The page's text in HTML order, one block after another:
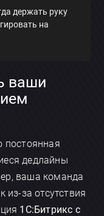
держать руку
на
ваши
постоянная
дедлайны
ваша команда
из-за отсутствия
1С:Битрикс с